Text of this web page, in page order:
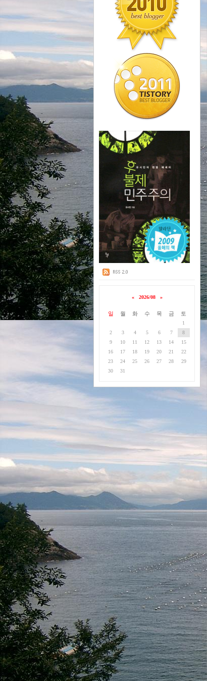
« 2026/08 »
일 월 화 수 목 금 토
1
2
3 4 5 6 7
8
9
10 11 12 13 14
15
16
17 18 19 20 21
22
23
24 25 26 27 28
29
30
31